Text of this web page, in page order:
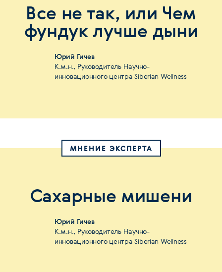
Все не так, или Чем
фундук лучше дыни
Юрий Гичев
К.м.н., Руководитель Научно-
инновационного центра Siberian Wellness
МНЕНИЕ ЭКСПЕРТА
Сахарные мишени
Юрий Гичев
К.м.н., Руководитель Научно-
инновационного центра Siberian Wellness